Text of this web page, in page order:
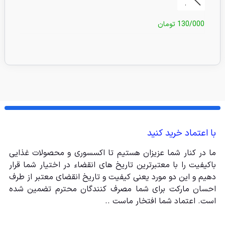
130/000 تومان
با اعتماد خرید کنید
ما در کنار شما عزیزان هستیم تا اکسسوری و محصولات غذایی
باکیفیت را با معتبرترین تاریخ های انقضاء در اختیار شما قرار
دهیم و این دو مورد یعنی کیفیت و تاریخ انقضای معتبر از طرف
احسان مارکت برای شما مصرف کنندگان محترم تضمین شده
است. اعتماد شما افتخار ماست ..